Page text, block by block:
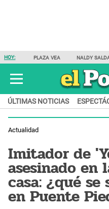
HOY: PLAZA VEA NALDY
ÚLTIMAS NOTICIAS
Actualidad
Imitador de
asesinado en
casa: ¿qué
en Puente